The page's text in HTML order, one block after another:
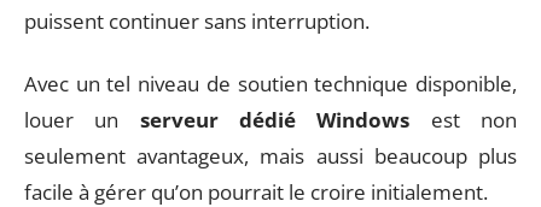
puissent continuer sans interruption.
Avec un tel niveau de soutien technique disponible,
louer un serveur dédié Windows est non
seulement avantageux, mais aussi beaucoup plus
facile à gérer qu’on pourrait le croire initialement.